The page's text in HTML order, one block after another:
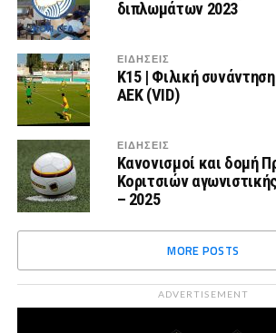
διπλωμάτων 2023
ΕΙΔΗΣΕΙΣ
Κ15 | Φιλική
ΑΕΚ (VID)
ΕΙΔΗΣΕΙΣ
Κανονισμοί και δομή
Κοριτσιών
– 2025
MORE POSTS
ADVERTISEMENT